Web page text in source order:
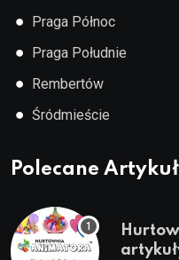
● Praga Północ
● Praga Południe
● Rembertów
● Śródmieście
Polecane